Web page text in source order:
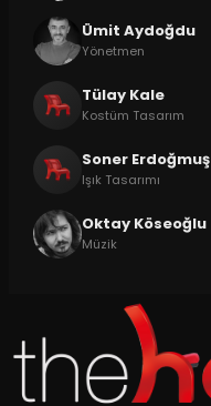
Ümit Aydoğdu
Yönetmen
Tülay Kale
Kostüm Tasarım
Soner Erdoğmuş
Işık Tasarımı
Oktay Köseoğlu
Müzik